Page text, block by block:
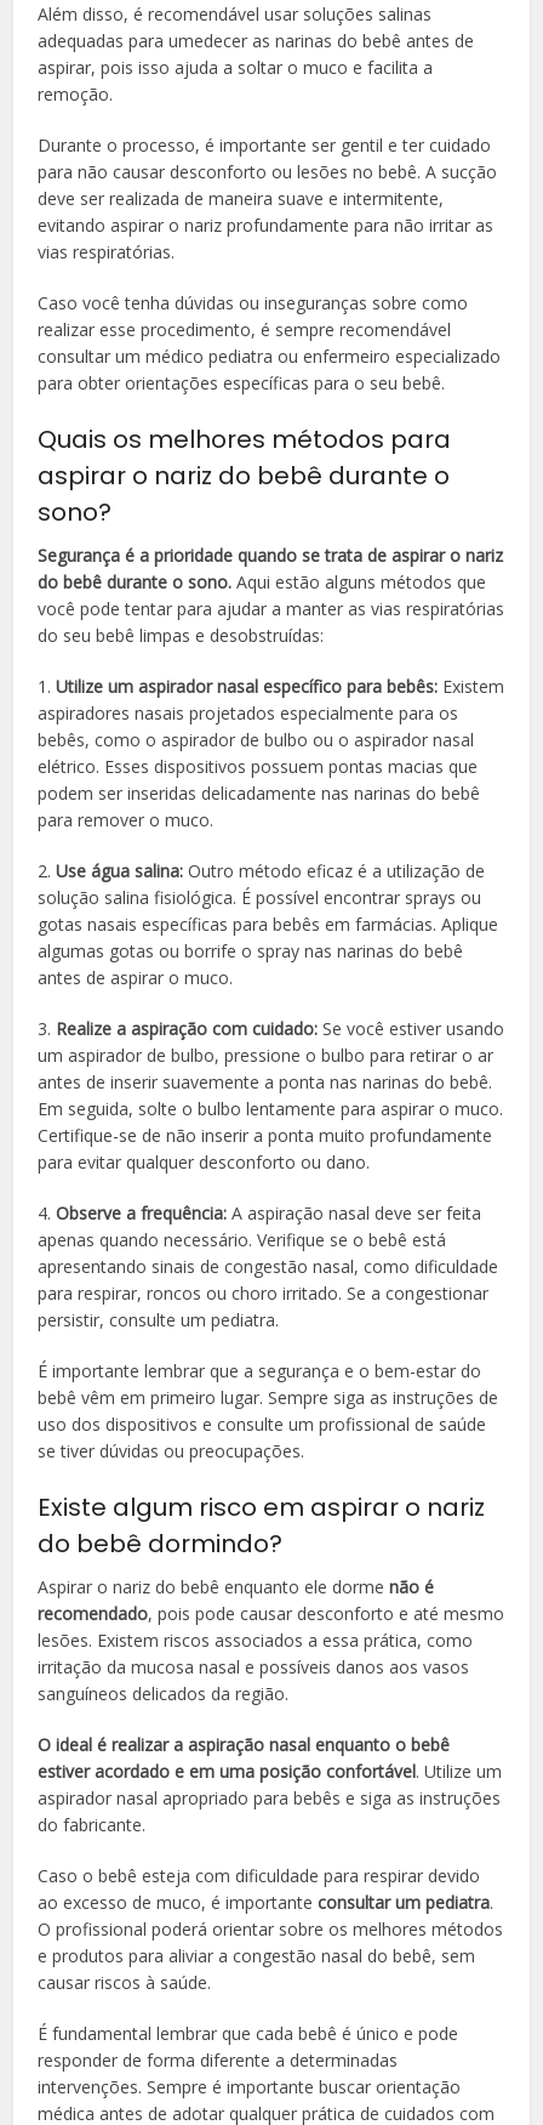
Além disso, é recomendável usar soluções salinas
adequadas para umedecer as narinas do bebê antes de
aspirar, pois isso ajuda a soltar o muco e facilita a
remoção.
Durante o processo, é importante ser gentil e ter cuidado
para não causar desconforto ou lesões no bebê. A sucção
deve ser realizada de maneira suave e intermitente,
evitando aspirar o nariz profundamente para não irritar as
vias respiratórias.
Caso você tenha dúvidas ou inseguranças sobre como
realizar esse procedimento, é sempre recomendável
consultar um médico pediatra ou enfermeiro especializado
para obter orientações específicas para o seu bebê.
Quais os melhores métodos para
aspirar o nariz do bebê durante o
sono?
Segurança é a prioridade quando se trata de aspirar o nariz
do bebê durante o sono. Aqui estão alguns métodos que
você pode tentar para ajudar a manter as vias respiratórias
do seu bebê limpas e desobstruídas:
1.Utilize um aspirador nasal específico para bebês: Existem
aspiradores nasais projetados especialmente para os
bebês, como o aspirador de bulbo ou o aspirador nasal
elétrico. Esses dispositivos possuem pontas macias que
podem ser inseridas delicadamente nas narinas do bebê
para remover o muco.
2.Use água salina: Outro método eficaz é a utilização de
solução salina fisiológica. É possível encontrar sprays ou
gotas nasais específicas para bebês em farmácias. Aplique
algumas gotas ou borrife o spray nas narinas do bebê
antes de aspirar o muco.
3. Realize a aspiração com cuidado: Se você estiver usando
um aspirador de bulbo, pressione o bulbo para retirar o ar
antes de inserir suavemente a ponta nas narinas do bebê.
Em seguida, solte o bulbo lentamente para aspirar o muco.
Certifique-se de não inserir a ponta muito profundamente
para evitar qualquer desconforto ou dano.
4.Observe a frequência: A aspiração nasal deve ser feita
apenas quando necessário. Verifique se o bebê está
apresentando sinais de congestão nasal, como dificuldade
para respirar, roncos ou choro irritado. Se a congestionar
persistir, consulte um pediatra.
É importante lembrar que a segurança e o bem-estar do
bebê vêm em primeiro lugar. Sempre siga as instruções de
uso dos dispositivos e consulte um profissional de saúde
se tiver dúvidas ou preocupações.
Existe algum risco em aspirar o nariz
do bebê dormindo?
Aspirar o nariz do bebê enquanto ele dormenão é
recomendado, pois pode causar desconforto e até mesmo
lesões. Existem riscos associados a essa prática, como
irritação da mucosa nasal e possíveis danos aos vasos
sanguíneos delicados da região.
O ideal é realizar a aspiração nasal enquanto o bebê
estiver acordado e em uma posição confortável. Utilize um
aspirador nasal apropriado para bebês e siga as instruções
do fabricante.
Caso o bebê esteja com dificuldade para respirar devido
ao excesso de muco, é importanteconsultar um pediatra.
O profissional poderá orientar sobre os melhores métodos
e produtos para aliviar a congestão nasal do bebê, sem
causar riscos à saúde.
É fundamental lembrar que cada bebê é único e pode
responder de forma diferente a determinadas
intervenções. Sempre é importante buscar orientação
médica antes de adotar qualquer prática de cuidados com